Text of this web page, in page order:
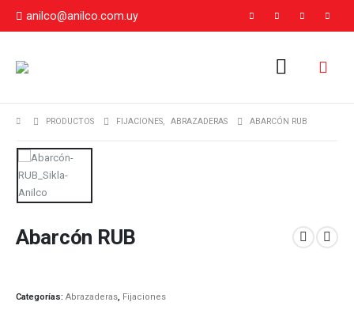
anilco@anilco.com.uy
PRODUCTOS FIJACIONES, ABRAZADERAS ABARCÓN RUB
Abarcón RUB
Categorías: Abrazaderas Fijaciones